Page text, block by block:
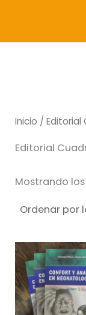
contenido
Inicio / Editorial
Editorial
Mostrando